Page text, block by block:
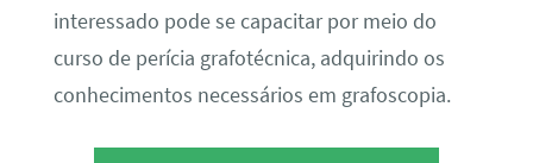
interessado pode se capacitar por meio do
curso de perícia grafotécnica, adquirindo os
conhecimentos necessários em grafoscopia.